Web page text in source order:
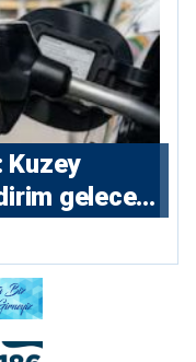
Kuzey
gelecek